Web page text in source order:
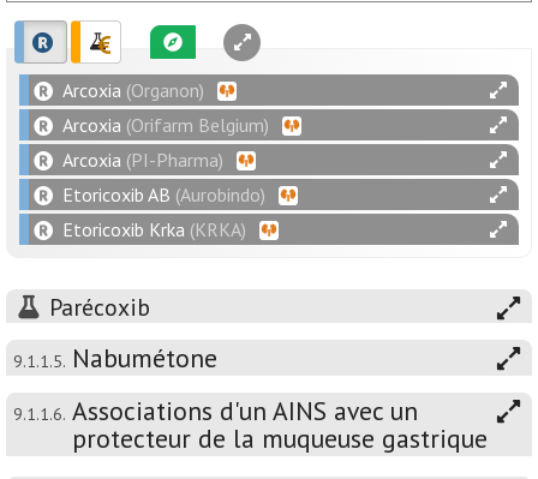
Arcoxia (Organon)
Arcoxia (Orifarm Belgium)
Arcoxia (PI-Pharma)
Etoricoxib AB (Aurobindo)
Etoricoxib Krka (KRKA)
Parécoxib
9.1.1.5. Nabumétone
9.1.1.6. Associations d'un AINS avec un
protecteur de la muqueuse gastrique